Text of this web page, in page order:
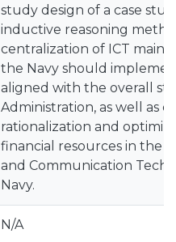
study design of a case
inductive reasoning
centralization of ICT
the Navy should
aligned with the overall
Administration, as well as
rationalization and
financial resources in the
and Communication
Navy.
N/A